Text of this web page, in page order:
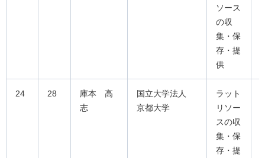
ソース
の収
集・保
存・提
供
24 28
庫本 高
志
国立大学法人
京都大学
ラット
リソー
スの収
集・保
存・提